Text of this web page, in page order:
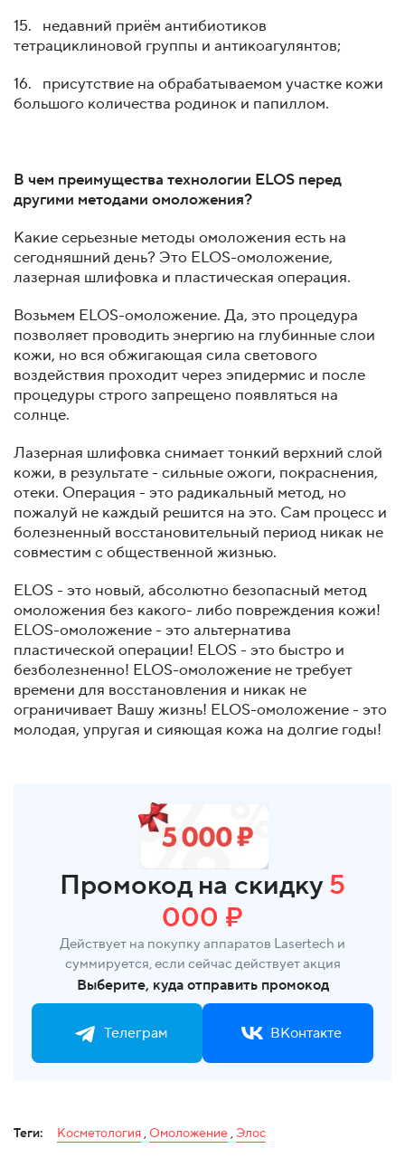
15. недавний приём антибиотиков
тетрациклиновой группы и антикоагулянтов;
16. присутствие на обрабатываемом участке кожи
большого количества родинок и папиллом.
В чем преимущества технологии ELOS перед
другими методами омоложения?
Какие серьезные методы омоложения есть на
сегодняшний день? Это ELOS-омоложение,
лазерная шлифовка и пластическая операция.
Возьмем ELOS-омоложение. Да, это процедура
позволяет проводить энергию на глубинные слои
кожи, но вся обжигающая сила светового
воздействия проходит через эпидермис и после
процедуры строго запрещено появляться на
солнце.
Лазерная шлифовка снимает тонкий верхний слой
кожи, в результате - сильные ожоги, покраснения,
отеки. Операция - это радикальный метод, но
пожалуй не каждый решится на это. Сам процесс и
болезненный восстановительный период никак не
совместим с общественной жизнью.
ELOS - это новый, абсолютно безопасный метод
омоложения без какого- либо повреждения кожи!
ELOS-омоложение - это альтернатива
пластической операции! ELOS - это быстро и
безболезненно! ELOS-омоложение не требует
времени для восстановления и никак не
ограничивает Вашу жизнь! ELOS-омоложение - это
молодая, упругая и сияющая кожа на долгие годы!
Промокод на скидку 5
000 ₽
Действует на покупку аппаратов Lasertech и
суммируется, если сейчас действует акция
Выберите, куда отправить промокод
Телеграм ВКонтакте
Теги: Косметология,Омоложение,Элос